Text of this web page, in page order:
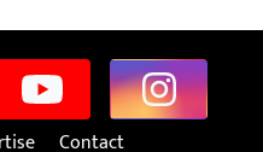
Contact